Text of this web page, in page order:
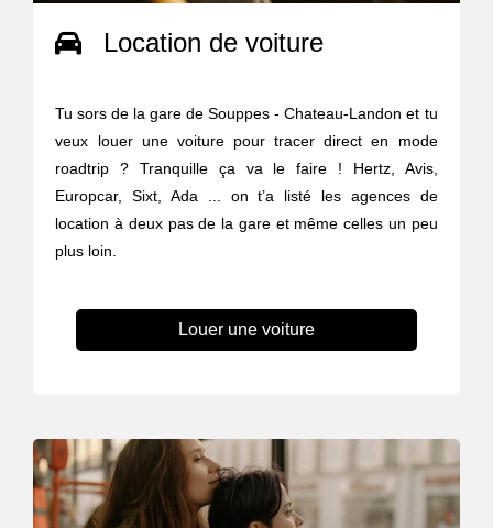
Location de voiture
Tu sors de la gare de Souppes - Chateau-Landon et tu
veux louer une voiture pour tracer direct en mode
roadtrip ? Tranquille ça va le faire ! Hertz, Avis,
Europcar, Sixt, Ada ... on t’a listé les agences de
location à deux pas de la gare et même celles un peu
plus loin.
Louer une voiture